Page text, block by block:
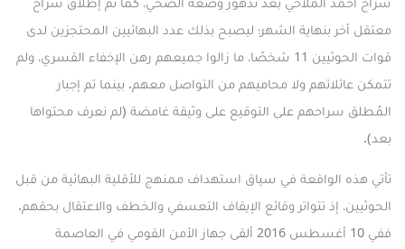
معتقل أخر بنهاية الشهر؛ ليصبح بذلك عدد البهائيين المحتجزين لدى
قوات الحوثيين 11 شخصًا، ما زالوا جميعهم رهن الإخفاء القسري، ولم
تتمكن عائلاتهم ولا محاميهم من التواصل معهم. بينما تم إجبار
المُطلق سراحهم على التوقيع على وثيقة غامضة (لم نعرف محتواها
بعد).
تأتي هذه الواقعة في سياق استهداف ممنهج للأقلية البهائية من قبل
الحوثيين، إذ تتواتر وقائع الإيقاف التعسفي والخطف والاعتقال بحقهم.
ففي 10 أغسطس 2016 ألقى جهاز الأمن القومي في العاصمة